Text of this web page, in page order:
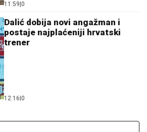
11:59 0
Dalić dobija novi angažman i
postaje najplaćeniji hrvatski
trener
12:16 0